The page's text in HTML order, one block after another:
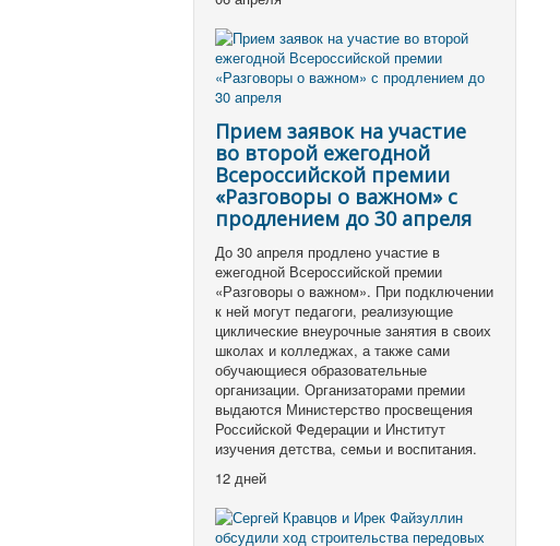
Прием заявок на участие
во второй ежегодной
Всероссийской премии
«Разговоры о важном» с
продлением до 30 апреля
До 30 апреля продлено участие в
ежегодной Всероссийской премии
«Разговоры о важном». При подключении
к ней могут педагоги, реализующие
циклические внеурочные занятия в своих
школах и колледжах, а также сами
обучающиеся образовательные
организации. Организаторами премии
выдаются Министерство просвещения
Российской Федерации и Институт
изучения детства, семьи и воспитания.
12 дней